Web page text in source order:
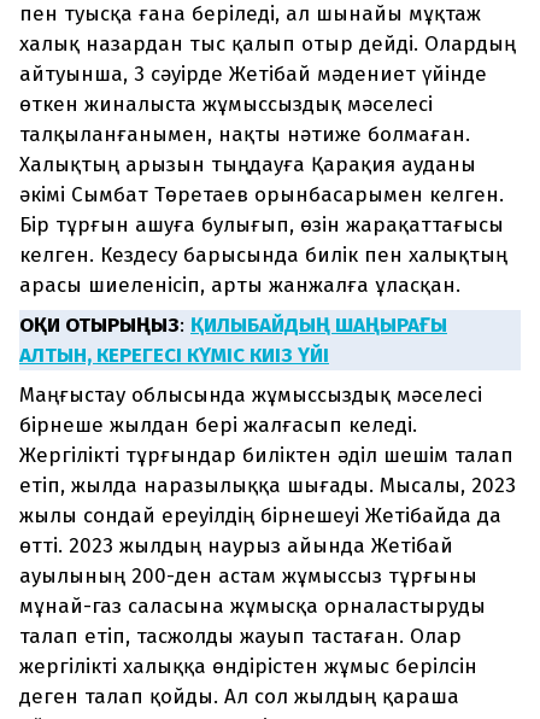
пен туысқа ғана беріледі, ал шынайы мұқтаж
халық назардан тыс қалып отыр дейді. Олардың
айтуынша, 3 сәуірде Жетібай мәдениет үйінде
өткен жиналыста жұмыссыздық мәселесі
талқыланғанымен, нақты нәтиже болмаған.
Халықтың арызын тыңдауға Қарақия ауданы
әкімі Сымбат Төретаев орынбасарымен келген.
Бір тұрғын ашуға булығып, өзін жарақаттағысы
келген. Кездесу барысында билік пен халықтың
арасы шиеленісіп, арты жанжалға ұласқан.
ОҚИ ОТЫРЫҢЫЗ: ҚИЛЫБАЙДЫҢ ШАҢЫРАҒЫ
АЛТЫН, КЕРЕГЕСІ КҮМІС КИІЗ ҮЙІ
Маңғыстау облысында жұмыссыздық мәселесі
бірнеше жылдан бері жалғасып келеді.
Жергілікті тұрғындар биліктен әділ шешім талап
етіп, жылда наразылыққа шығады. Мысалы, 2023
жылы сондай ереуілдің бірнешеуі Жетібайда да
өтті. 2023 жылдың наурыз айында Жетібай
ауылының 200-ден астам жұмыссыз тұрғыны
мұнай-газ саласына жұмысқа орналастыруды
талап етіп, тасжолды жауып тастаған. Олар
жергілікті халыққа өндірістен жұмыс берілсін
деген талап қойды. ​Ал сол жылдың қараша